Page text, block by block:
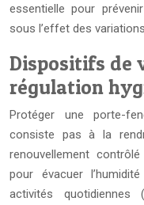
essentielle pour
sous l’effet des
Dispositifs de
régulation
Protéger une porte-
consiste pas à la
renouvellement
pour évacuer
activités quotidiennes